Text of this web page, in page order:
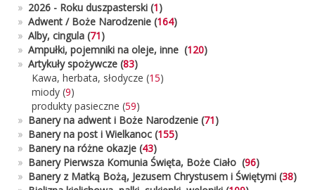
» 2026 - Roku duszpasterski (1)
» Adwent / Boże Narodzenie (164)
» Alby, cingula (71)
» Ampułki, pojemniki na oleje, inne (120)
» Artykuły spożywcze (83)
Kawa, herbata, słodycze (15)
miody (9)
produkty pasieczne (59)
» Banery na adwent i Boże Narodzenie (71)
» Banery na post i Wielkanoc (155)
» Banery na różne okazje (43)
» Banery Pierwsza Komunia Święta, Boże Ciało (96)
» Banery z Matką Bożą, Jezusem Chrystusem i Świętymi (38)